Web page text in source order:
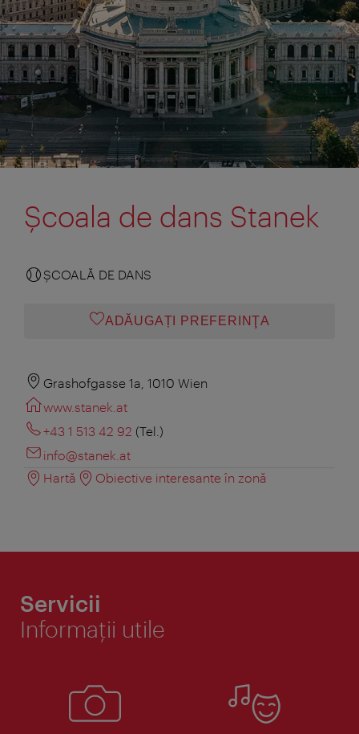
Şcoala de dans Stanek
ŞCOALĂ DE DANS
ADĂUGAȚI PREFERINŢA
Grashofgasse 1a, 1010 Wien
www.stanek.at
+43 1 513 42 92 (Tel.)
info@stanek.at
Hartă
Obiective interesante în zonă
Servicii
Informaţii utile